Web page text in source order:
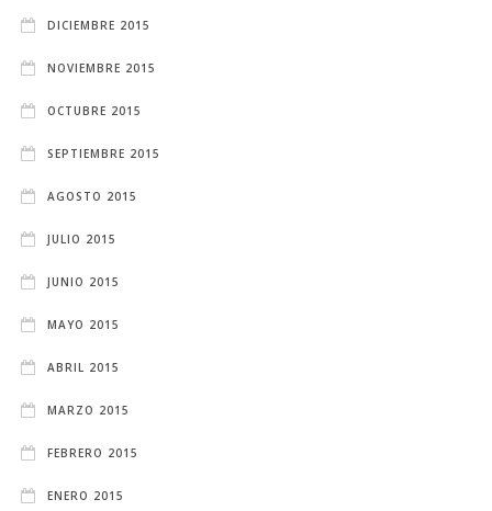
DICIEMBRE 2015
NOVIEMBRE 2015
OCTUBRE 2015
SEPTIEMBRE 2015
AGOSTO 2015
JULIO 2015
JUNIO 2015
MAYO 2015
ABRIL 2015
MARZO 2015
FEBRERO 2015
ENERO 2015